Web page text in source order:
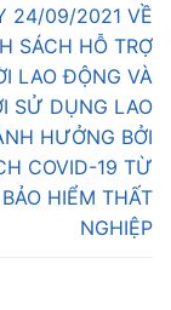
24/09/2021 VỀ
SÁCH HỖ TRỢ
LAO ĐỘNG VÀ
SỬ DỤNG LAO
HƯỞNG BỞI
COVID-19 TỪ
HIỂM THẤT
NGHIỆP